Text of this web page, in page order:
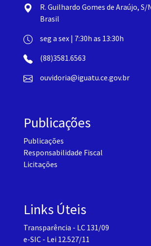
R. Guilhardo Gomes de Araújo, S/
Brasil
seg a sex | 7:30h as 13:30h
(88)3581.6563
ouvidoria@iguatu.ce.gov.br
Publicações
Publicações
Responsabilidade Fiscal
Licitações
Links Úteis
Transparência - LC 131/09
e-SIC - Lei 12.527/11